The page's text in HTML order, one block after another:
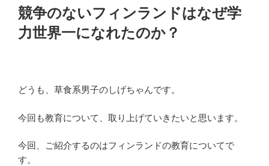
稿
日:
競争のないフィンランドはなぜ学
力世界一になれたのか？
どうも、草食系男子のしげちゃんです。
今回も教育について、取り上げていきたいと思います。
今回、ご紹介するのはフィンランドの教育についてで
す。